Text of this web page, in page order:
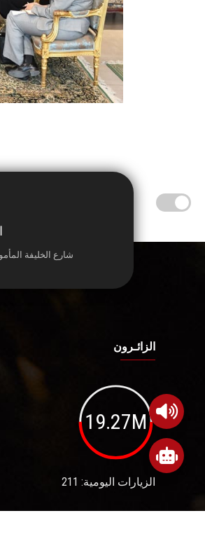
شارع الخليفة
الزائـرون
19.27M
الزيارات اليومية: 211